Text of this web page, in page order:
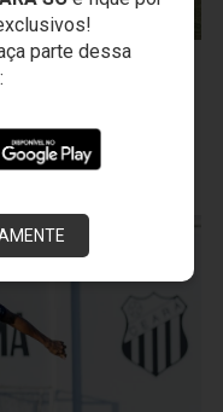
parte dessa
a Ponte Preta,
com o Cuiabá